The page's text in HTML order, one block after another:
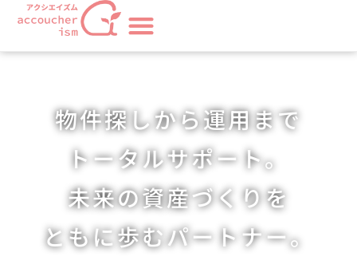
物件探しから運用まで
トータルサポート。
未来の資産づくりを
ともに歩むパートナー。